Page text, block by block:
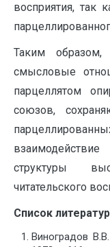
восприятия, так
Таким
смысловые
парцеллятом
союзов,
структуры
читательского
Список
Виноградов